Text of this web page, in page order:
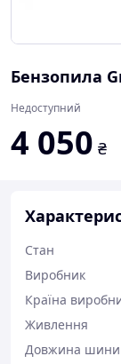
Бензопила
Недоступний
4 050 ₴
Стан
Виробник
Країна
Живлення
Довжина шини